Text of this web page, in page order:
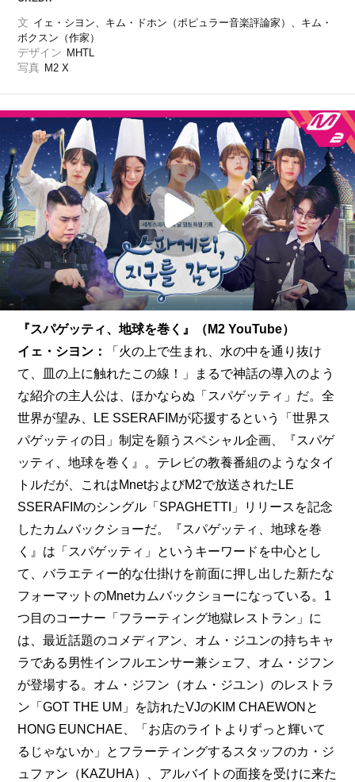
文 イェ・シヨン、キム・ドホン（ポピュラー音楽評論家）、キム・
ボクスン（作家）
デザイン MHTL
写真 M2 X
『スパゲッティ、地球を巻く』（M2 YouTube）
イェ・シヨン：
「火の上で生まれ、水の中を通り抜け
て、皿の上に触れたこの線！」まるで神話の導入のよう
な紹介の主人公は、ほかならぬ「スパゲッティ」だ。全
世界が望み、LE SSERAFIMが応援するという「世界ス
パゲッティの日」制定を願うスペシャル企画、『スパゲ
ッティ、地球を巻く』。テレビの教養番組のようなタイ
トルだが、これはMnetおよびM2で放送されたLE
SSERAFIMのシングル「SPAGHETTI」リリースを記念
したカムバックショーだ。『スパゲッティ、地球を巻
く』は「スパゲッティ」というキーワードを中心とし
て、バラエティー的な仕掛けを前面に押し出した新たな
フォーマットのMnetカムバックショーになっている。1
つ目のコーナー「フラーティング地獄レストラン」に
は、最近話題のコメディアン、オム・ジユンの持ちキャ
ラである男性インフルエンサー兼シェフ、 オム・ジフン
が登場する。オム・ジフン（オム・ジユン）のレストラ
ン「GOT THE UM」を訪れたVJのKIM CHAEWONと
HONG EUNCHAE、「お店のライトよりずっと輝いて
るじゃないか」とフラーティングするスタッフのカ・ジ
ュファン（KAZUHA）、アルバイトの面接を受けに来た